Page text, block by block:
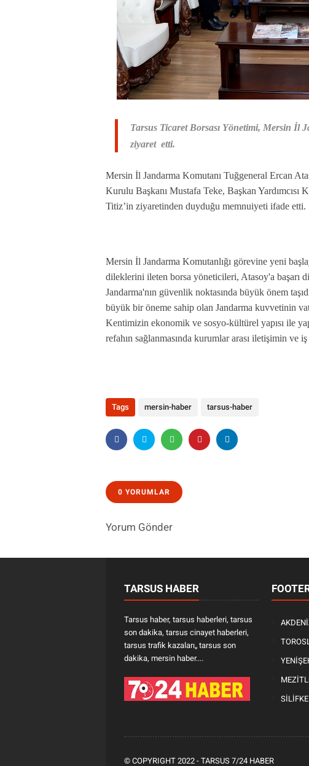
Tarsus Ticaret Borsası Yönetimi, Mersin İl
ziyaret etti.
Mersin İl Jandarma Komutanı Tuğgeneral Ercan
Kurulu Başkanı Mustafa Teke, Başkan
Titiz’in ziyaretinden duyduğu memnuiyeti ifade etti.
Mersin İl Jandarma Komutanlığı görevine yeni
dileklerini ileten borsa yöneticileri, Atasoy'a başarı
Jandarma'nın güvenlik noktasında büyük önem
büyük bir öneme sahip olan Jandarma kuvvetinin
Kentimizin ekonomik ve sosyo-kültürel yapısı ile
refahın sağlanmasında kurumlar arası iletişimin
Tags mersin-haber tarsus-haber
0 YORUMLAR
Yorum Gönder
TARSUS HABER
Tarsus haber, tarsus haberleri, tarsus
son dakika, tarsus cinayet haberleri,
tarsus trafik kazaları„ tarsus son
dakika, mersin haber....
SİLİFKE
© COPYRIGHT 2022 - TARSUS 7/24 HABER